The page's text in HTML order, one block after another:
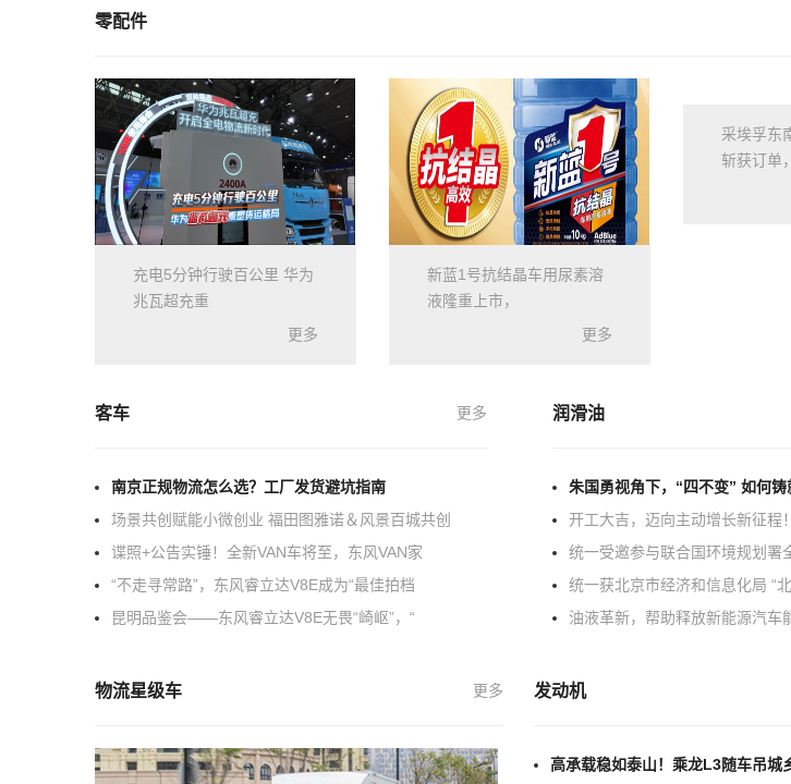
零配件
充电5分钟行驶百公里 华为
兆瓦超充重
更多
新蓝1号抗结晶车用尿素溶
液隆重上市，
更多
采埃孚东
斩获订单
客车 更多
南京正规物流怎么选？工厂发货避坑指南
场景共创赋能小微创业 福田图雅诺＆风景百城共创
谍照+公告实锤！全新VAN车将至，东风VAN家
“不走寻常路”，东风睿立达V8E成为“最佳拍档
昆明品鉴会——东风睿立达V8E无畏“崎岖”，“
润滑油
朱国勇视角下，“四不变” 如何铸
开工大吉，迈向主动增长新征程！
统一受邀参与联合国环境规划署
统一获北京市经济和信息化局 “
油液革新，帮助释放新能源汽车
物流星级车 更多 发动机
高承载稳如泰山！乘龙L3随车吊城